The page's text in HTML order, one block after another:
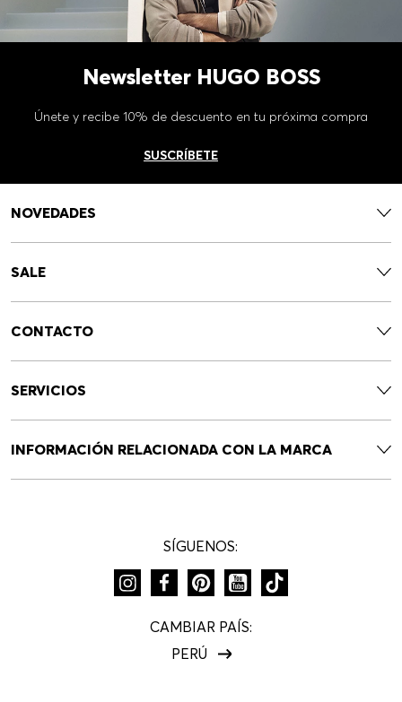
Newsletter HUGO BOSS
Únete y recibe 10% de descuento en tu próxima compra
SUSCRÍBETE
NOVEDADES
SALE
CONTACTO
SERVICIOS
INFORMACIÓN RELACIONADA CON LA MARCA
SÍGUENOS:
CAMBIAR PAÍS:
PERÚ